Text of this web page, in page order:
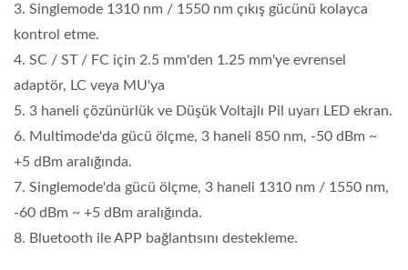
3. Singlemode 1310 nm / 1550 nm çıkış gücünü kolayca
kontrol etme.
4. SC / ST / FC için 2.5 mm'den 1.25 mm'ye evrensel
adaptör, LC veya MU'ya
5. 3 haneli çözünürlük ve Düşük Voltajlı Pil uyarı LED ekran.
6. Multimode'da gücü ölçme, 3 haneli 850 nm, -50 dBm ~
+5 dBm aralığında.
7. Singlemode'da gücü ölçme, 3 haneli 1310 nm / 1550 nm,
-60 dBm ~ +5 dBm aralığında.
8. Bluetooth ile APP bağlantısını destekleme.